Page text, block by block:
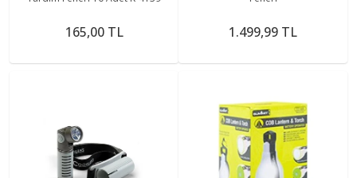
165,00 TL 1.499,99 TL